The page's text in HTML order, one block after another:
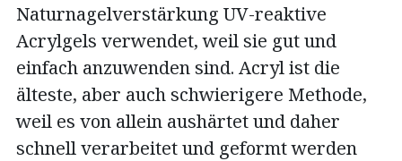
Naturnagelverstärkung UV-reaktive
Acrylgels verwendet, weil sie gut und
einfach anzuwenden sind. Acryl ist die
älteste, aber auch schwierigere Methode,
weil es von allein aushärtet und daher
schnell verarbeitet und geformt werden